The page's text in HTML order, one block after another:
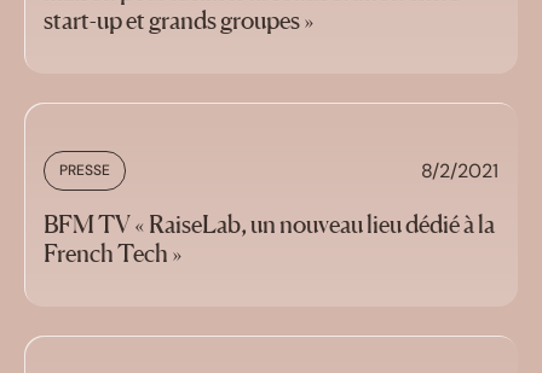
start-up et grands groupes »
PRESSE 8/2/2021
BFM TV « RaiseLab, un nouveau lieu dédié à la
French Tech »